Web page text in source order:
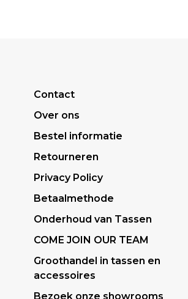
Contact
Over ons
Bestel informatie
Retourneren
Privacy Policy
Betaalmethode
Onderhoud van Tassen
COME JOIN OUR TEAM
Groothandel in tassen en
accessoires
Bezoek onze showrooms